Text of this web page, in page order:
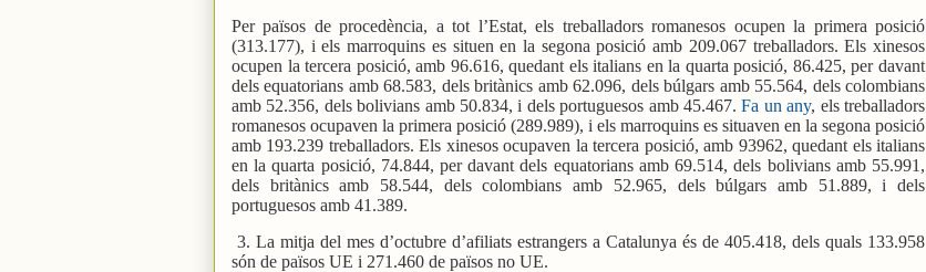
Per països de procedència, a tot l’Estat, els treballadors romanesos ocupen la primera posició
(313.177), i els marroquins es situen en la segona posició amb 209.067 treballadors. Els xinesos
ocupen la tercera posició, amb 96.616, quedant els italians en la quarta posició, 86.425, per davant
dels equatorians amb 68.583, dels britànics amb 62.096, dels búlgars amb 55.564, dels colombians
amb 52.356, dels bolivians amb 50.834, i dels portuguesos amb 45.467.Fa un any, els treballadors
romanesos ocupaven la primera posició (289.989), i els marroquins es situaven en la segona posició
amb 193.239 treballadors. Els xinesos ocupaven la tercera posició, amb 93962, quedant els italians
en la quarta posició, 74.844, per davant dels equatorians amb 69.514, dels bolivians amb 55.991,
dels britànics amb 58.544, dels colombians amb 52.965, dels búlgars amb 51.889, i dels
portuguesos amb 41.389.
3. La mitja del mes d’octubre d’afiliats estrangers a Catalunya és de 405.418, dels quals 133.958
són de països UE i 271.460 de països no UE.